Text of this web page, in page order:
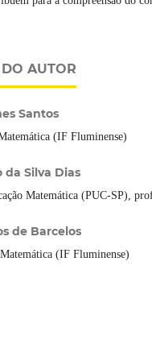
AUTOR
Santos
(IF Fluminense)
da Silva Dias
Matemática (PUC-SP),
de Barcelos
(IF Fluminense)